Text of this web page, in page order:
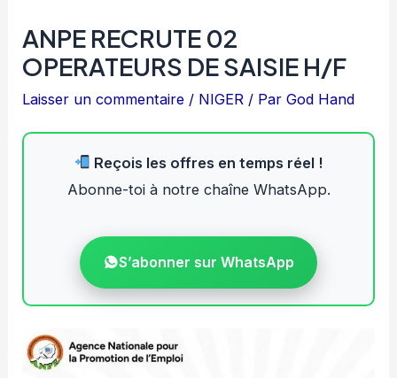
ANPE RECRUTE 02
OPERATEURS DE SAISIE H/F
Laisser un commentaire / NIGER / ParGod Hand
Reçois les offres en temps réel !
Abonne-toi à notre chaîne WhatsApp.
S’abonner sur WhatsApp